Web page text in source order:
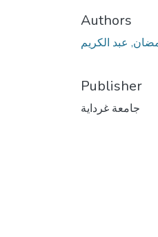
Authors
عبد الكريم
Publisher
جامعة غرداية